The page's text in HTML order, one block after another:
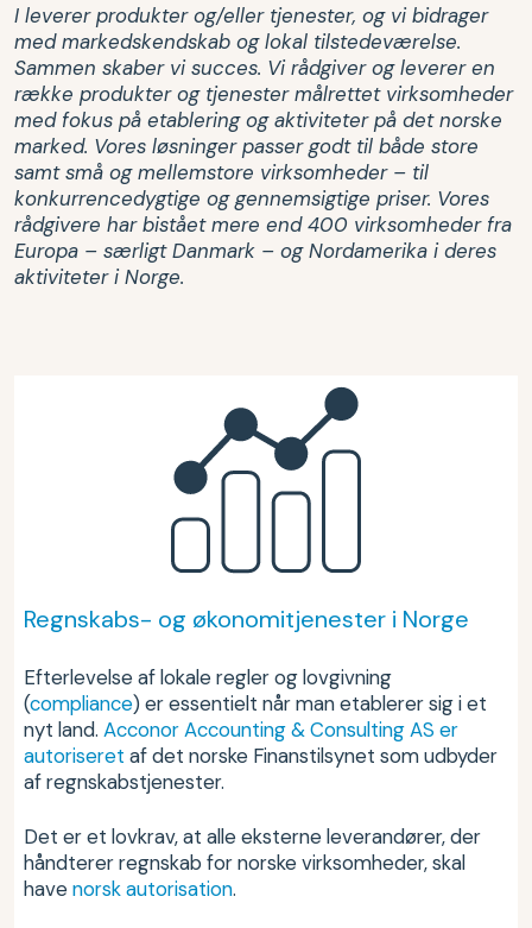
I leverer produkter og/eller tjenester, og vi bidrager
med markedskendskab og lokal tilstedeværelse.
Sammen skaber vi succes. Vi rådgiver og leverer en
række produkter og tjenester målrettet virksomheder
med fokus på etablering og aktiviteter på det norske
marked. Vores løsninger passer godt til både store
samt små og mellemstore virksomheder – til
konkurrencedygtige og gennemsigtige priser. Vores
rådgivere har bistået mere end 400 virksomheder fra
Europa – særligt Danmark – og Nordamerika i deres
aktiviteter i Norge.
Regnskabs- og økonomitjenester i Norge
Efterlevelse af lokale regler og lovgivning
(compliance) er essentielt når man etablerer sig i et
nyt land. Acconor Accounting & Consulting AS er
autoriseret af det norske Finanstilsynet som udbyder
af regnskabstjenester.
Det er et lovkrav, at alle eksterne leverandører, der
håndterer regnskab for norske virksomheder, skal
havenorsk autorisation.